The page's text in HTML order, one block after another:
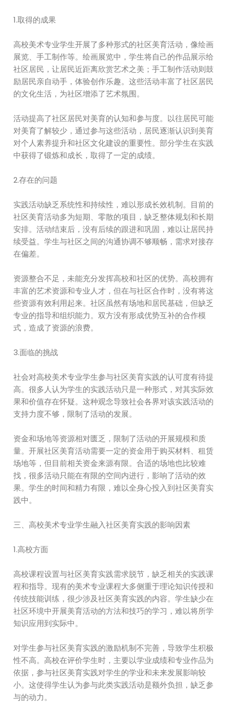
1.取得的成果
高校美术专业学生开展了多种形式的社区美育活动，像绘画
展览、手工制作等。绘画展览中，学生将自己的作品展示给
社区居民，让居民近距离欣赏艺术之美；手工制作活动则鼓
励居民亲自动手，体验创作乐趣。这些活动丰富了社区居民
的文化生活，为社区增添了艺术氛围。
活动提高了社区居民对美育的认知和参与度。以往居民可能
对美育了解较少，通过参与这些活动，居民逐渐认识到美育
对个人素养提升和社区文化建设的重要性。部分学生在实践
中获得了锻炼和成长，取得了一定的成绩。
2.存在的问题
实践活动缺乏系统性和持续性，难以形成长效机制。目前的
社区美育活动多为短期、零散的项目，缺乏整体规划和长期
安排。活动结束后，没有后续的跟进和巩固，难以让居民持
续受益。学生与社区之间的沟通协调不够顺畅，需求对接存
在偏差。
资源整合不足，未能充分发挥高校和社区的优势。高校拥有
丰富的艺术资源和专业人才，但在与社区合作时，没有将这
些资源有效利用起来。社区虽然有场地和居民基础，但缺乏
专业的指导和组织能力。双方没有形成优势互补的合作模
式，造成了资源的浪费。
3.面临的挑战
社会对高校美术专业学生参与社区美育实践的认可度有待提
高。很多人认为学生的实践活动只是一种形式，对其实际效
果和价值存在怀疑。这种观念导致社会各界对该实践活动的
支持力度不够，限制了活动的发展。
资金和场地等资源相对匮乏，限制了活动的开展规模和质
量。开展社区美育活动需要一定的资金用于购买材料、租赁
场地等，但目前相关资金来源有限。合适的场地也比较难
找，很多活动只能在有限的空间内进行，影响了活动的效
果。学生的时间和精力有限，难以全身心投入到社区美育实
践中。
三、高校美术专业学生融入社区美育实践的影响因素
1.高校方面
高校课程设置与社区美育实践需求脱节，缺乏相关的实践课
程和指导。现有的美术专业课程大多侧重于理论知识传授和
传统技能训练，很少涉及社区美育实践的内容。学生缺少在
社区环境中开展美育活动的方法和技巧的学习，难以将所学
知识应用到实际中。
对学生参与社区美育实践的激励机制不完善，导致学生积极
性不高。高校在评价学生时，主要以学业成绩和专业作品为
依据，参与社区美育实践对学生的学业和未来发展影响较
小。这使得学生认为参与此类实践活动是额外负担，缺乏参
与的动力。